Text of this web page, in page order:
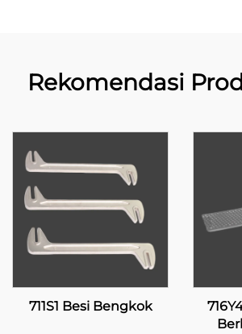
Rekomendasi
711S1 Besi Bengkok